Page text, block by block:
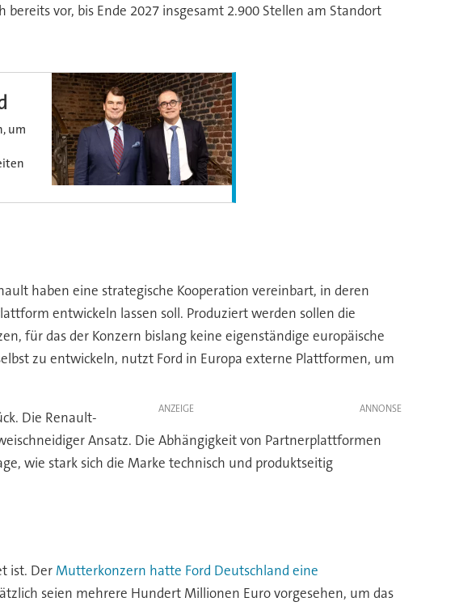
vor, bis Ende 2027 insgesamt 2.900 Stellen am Standort
um
haben eine strategische Kooperation vereinbart, in deren
entwickeln lassen soll. Produziert werden sollen die
für das der Konzern bislang keine eigenständige europäische
zu entwickeln, nutzt Ford in Europa externe Plattformen, um
ANZEIGE
Die Renault-
Ansatz. Die Abhängigkeit von Partnerplattformen
wie stark sich die Marke technisch und produktseitig
ist. Der Mutterkonzern hatte Ford Deutschland eine
seien mehrere Hundert Millionen Euro vorgesehen, um das